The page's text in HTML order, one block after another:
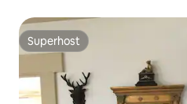
Superhost
Superhost